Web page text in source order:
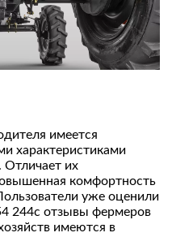
имеется
характеристиками
Отличает их
комфортность
уже оценили
244с отзывы фермеров
имеются в